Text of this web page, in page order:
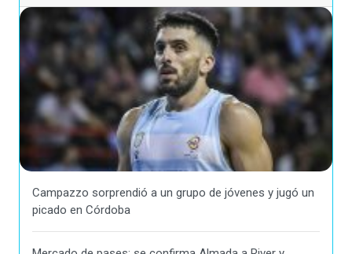
Campazzo sorprendió a un grupo de jóvenes y jugó un
picado en Córdoba